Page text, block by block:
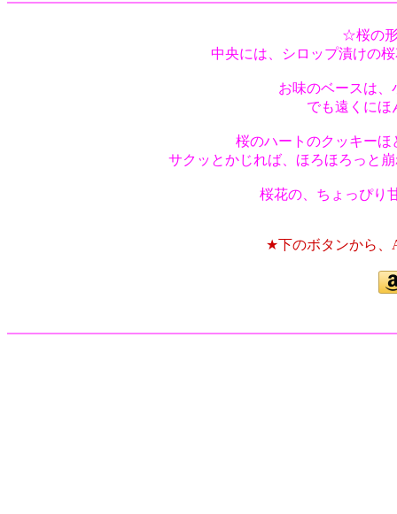
☆桜の
中央には、シロップ漬けの
お味のベースは、
でも遠くにほ
桜のハートのクッキーほ
サクッとかじれば、ほろほろっと
桜花の、ちょっぴり
★下のボタンから、